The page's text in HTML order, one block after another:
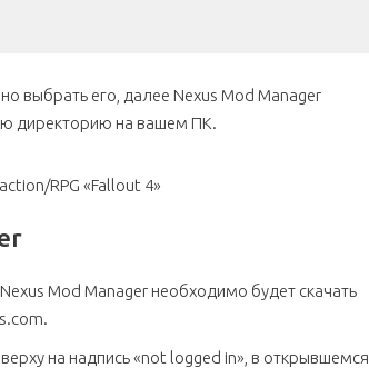
выбрать его, далее Nexus Mod Manager
директорию на вашем ПК.
RPG «Fallout 4»
Mod Manager необходимо будет скачать
на надпись «not logged in», в открывшемся